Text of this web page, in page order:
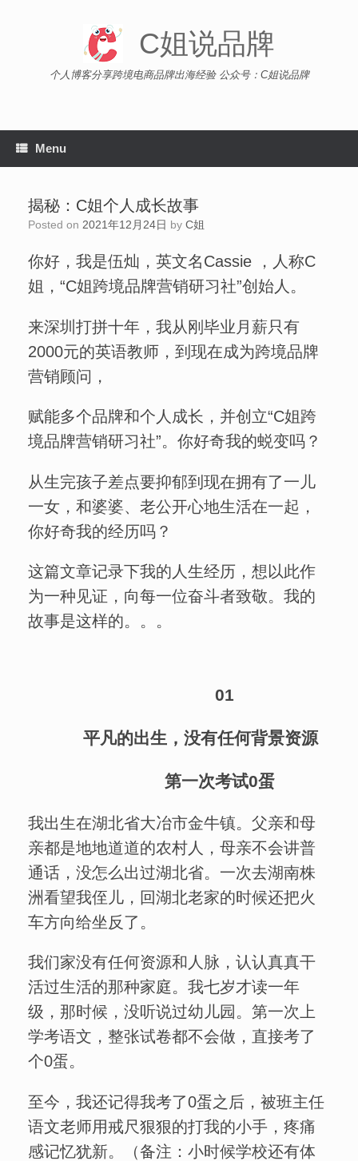
C姐说品牌
个人博客分享跨境电商品牌出海经验 公众号：C姐说品牌
Menu
揭秘：C姐个人成长故事
Posted on 2021年12月24日 by C姐
你好，我是伍灿，英文名Cassie ，人称C
姐，“C姐跨境品牌营销研习社”创始人。
来深圳打拼十年，我从刚毕业月薪只有
2000元的英语教师，到现在成为跨境品牌
营销顾问，
赋能多个品牌和个人成长，并创立“C姐跨
境品牌营销研习社”。你好奇我的蜕变吗？
从生完孩子差点要抑郁到现在拥有了一儿
一女，和婆婆、老公开心地生活在一起，
你好奇我的经历吗？
这篇文章记录下我的人生经历，想以此作
为一种见证，向每一位奋斗者致敬。我的
故事是这样的。。。
01
平凡的出生，没有任何背景资源
第一次考试0蛋
我出生在湖北省大冶市金牛镇。父亲和母
亲都是地地道道的农村人，母亲不会讲普
通话，没怎么出过湖北省。一次去湖南株
洲看望我侄儿，回湖北老家的时候还把火
车方向给坐反了。
我们家没有任何资源和人脉，认认真真干
活过生活的那种家庭。我七岁才读一年
级，那时候，没听说过幼儿园。第一次上
学考语文，整张试卷都不会做，直接考了
个0蛋。
至今，我还记得我考了0蛋之后，被班主任
语文老师用戒尺狠狠的打我的小手，疼痛
感记忆犹新。（备注：小时候学校还有体